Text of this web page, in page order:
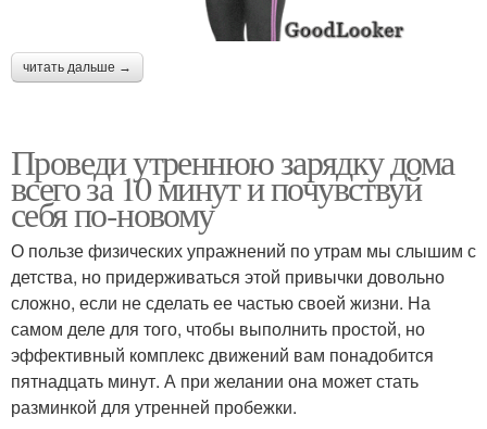
читать дальше →
Проведи утреннюю зарядку дома
всего за 10 минут и почувствуй
себя по-новому
О пользе физических упражнений по утрам мы слышим с
детства, но придерживаться этой привычки довольно
сложно, если не сделать ее частью своей жизни. На
самом деле для того, чтобы выполнить простой, но
эффективный комплекс движений вам понадобится
пятнадцать минут. А при желании она может стать
разминкой для утренней пробежки.